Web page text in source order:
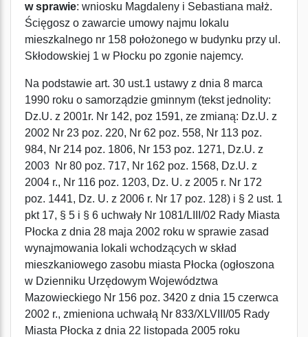
w sprawie: wniosku Magdaleny i Sebastiana małż.
Ścięgosz o zawarcie umowy najmu lokalu
mieszkalnego nr 158 położonego w budynku przy ul.
Skłodowskiej 1 w Płocku po zgonie najemcy.
Na podstawie art. 30 ust.1 ustawy z dnia 8 marca
1990 roku o samorządzie gminnym (tekst jednolity:
Dz.U. z 2001r. Nr 142, poz 1591, ze zmianą: Dz.U. z
2002 Nr 23 poz. 220, Nr 62 poz. 558, Nr 113 poz.
984, Nr 214 poz. 1806, Nr 153 poz. 1271, Dz.U. z
2003 Nr 80 poz. 717, Nr 162 poz. 1568, Dz.U. z
2004 r., Nr 116 poz. 1203, Dz. U. z 2005 r. Nr 172
poz. 1441, Dz. U. z 2006 r. Nr 17 poz. 128) i § 2 ust. 1
pkt 17, § 5 i § 6 uchwały Nr 1081/LIII/02 Rady Miasta
Płocka z dnia 28 maja 2002 roku w sprawie zasad
wynajmowania lokali wchodzących w skład
mieszkaniowego zasobu miasta Płocka (ogłoszona
w Dzienniku Urzędowym Województwa
Mazowieckiego Nr 156 poz. 3420 z dnia 15 czerwca
2002 r., zmieniona uchwałą Nr 833/XLVIII/05 Rady
Miasta Płocka z dnia 22 listopada 2005 roku